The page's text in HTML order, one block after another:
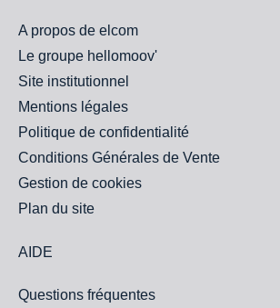
A propos de elcom
Le groupe hellomoov'
Site institutionnel
Mentions légales
Politique de confidentialité
Conditions Générales de Vente
Gestion de cookies
Plan du site
AIDE
Questions fréquentes